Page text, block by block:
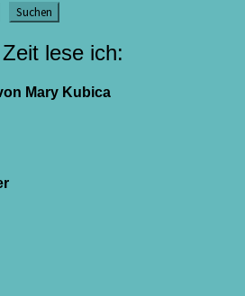
Suchen
lese ich:
Mary Kubica